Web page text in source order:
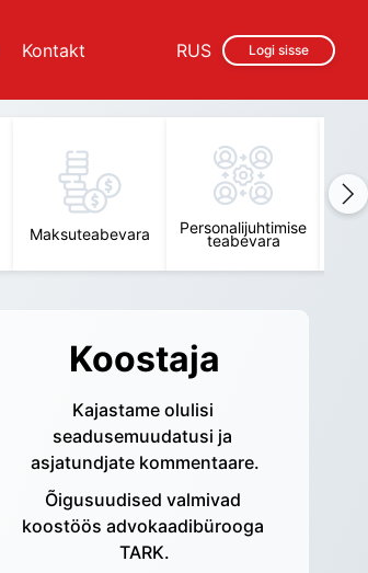
Kontakt Logi sisse
RUS
Maksuteabevara Personalijuhtimise
teabevara
Koostaja
Kajastame olulisi
seadusemuudatusi ja
asjatundjate kommentaare.
Õigusuudised valmivad
koostöös advokaadibürooga
TARK.